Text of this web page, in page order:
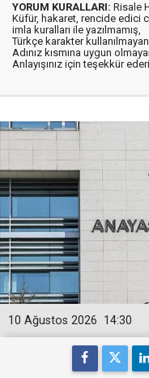
YORUM KURALLARI: Risale
Küfür, hakaret, rencide edici
imla kuralları ile yazılmamış,
Türkçe karakter
Adınız kısmına uygun
Anlayışınız için teşekkür
14:30
10 Ağustos 2026